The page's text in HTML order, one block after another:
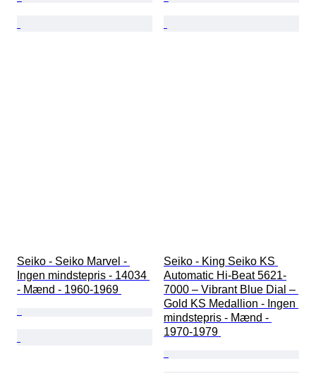
Seiko - Seiko Marvel -
Ingen mindstepris - 14034
- Mænd - 1960-1969
Seiko - King Seiko KS
Automatic Hi-Beat 5621-
7000 – Vibrant Blue Dial –
Gold KS Medallion - Ingen
mindstepris - Mænd -
1970-1979